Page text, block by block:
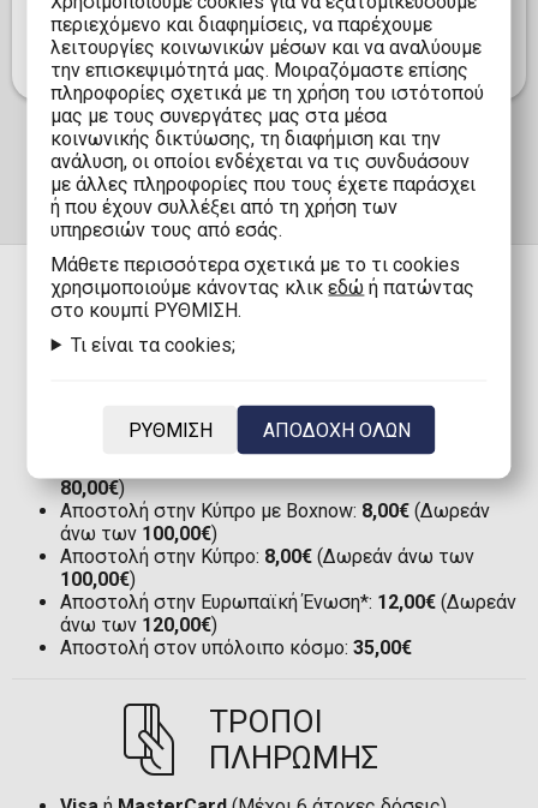
Booster αποτελεί μια εξαιρετική προσθήκη στη
συλλογή σας.
ΠΑΡΑΔΟΣΗ
Αποστολή στην Ελλάδα με Boxnow: Μόνο 1,90€
(Δωρεάν άνω των
80,00€ )
80,00€)
Αποστολή στην Κύπρο με Boxnow: 8,00€ (Δωρεάν
άνω των 100,00€)
Αποστολή στην Κύπρο: 8,00€ (Δωρεάν άνω των
100,00€)
Αποστολή στην Ευρωπαϊκή Ένωση*: 12,00€ (Δωρεάν
άνω των 120,00€)
Αποστολή στον υπόλοιπο κόσμο: 35,00€
ΤΡΟΠΟΙ
ΠΛΗΡΩΜΗΣ
περιεχόμενο και διαφημίσεις, να παρέχουμε
λειτουργίες κοινωνικών μέσων και να αναλύουμε
την επισκεψιμότητά μας. Μοιραζόμαστε επίσης
πληροφορίες σχετικά με τη χρήση του ιστότοπού
μας με τους συνεργάτες μας στα μέσα
κοινωνικής δικτύωσης, τη διαφήμιση και την
ανάλυση, οι οποίοι ενδέχεται να τις συνδυάσουν
με άλλες πληροφορίες που τους έχετε παράσχει
ή που έχουν συλλέξει από τη χρήση των
υπηρεσιών τους από εσάς.
Mάθετε περισσότερα σχετικά με το τι cookies
χρησιμοποιούμε κάνοντας κλικεδώ ή πατώντας
στο κουμπί ΡΥΘΜΙΣΗ.
Τι είναι τα cookies;
ΡΥΘΜΙΣΗ ΑΠΟΔΟΧΗ ΟΛΩΝ